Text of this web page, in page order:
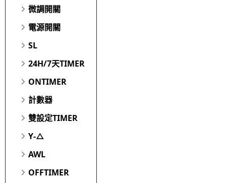
微調開關
電源開關
SL
24H/7天TIMER
ONTIMER
計數器
雙設定TIMER
Y-△
AWL
OFFTIMER